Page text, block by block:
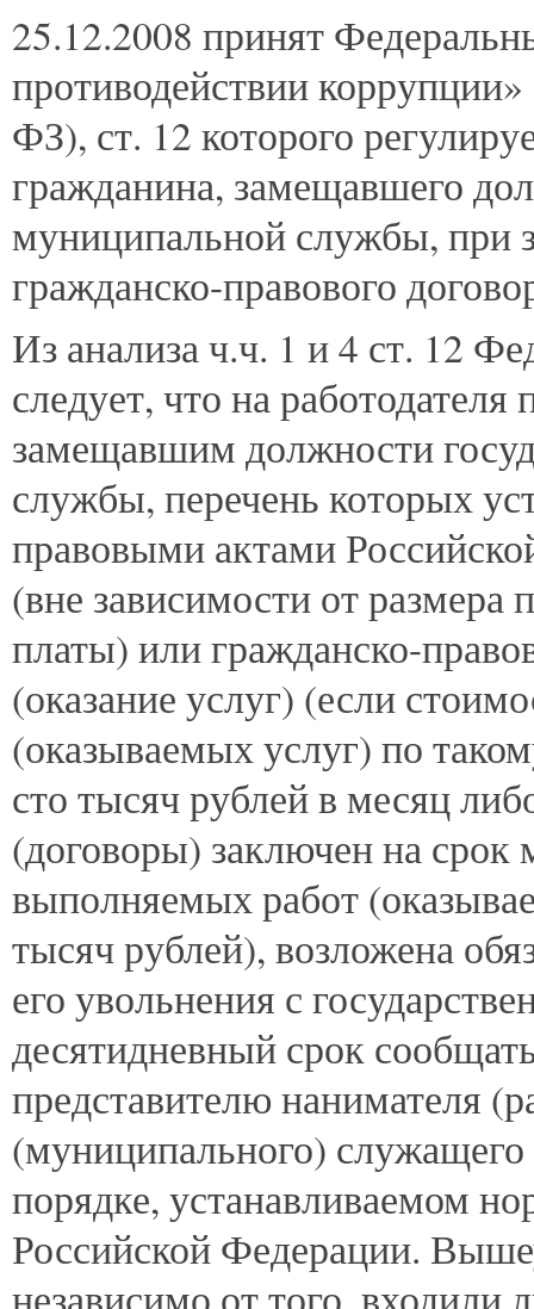
25.12.2008 принят
противодействии
ФЗ), ст. 12 которого
гражданина, замещавшего
муниципальной службы, при
гражданско-правового
Из анализа ч.ч. 1 и 4 ст. 12
следует, что на
замещавшим должности
службы, перечень которых
правовыми актами
(вне зависимости от размера
платы) или гражданско-
(оказание услуг) (если
(оказываемых услуг) по
сто тысяч рублей в месяц
(договоры) заключен на срок
выполняемых работ
тысяч рублей), возложена
его увольнения с
десятидневный срок
представителю нанимателя
(муниципального)
порядке, устанавливаемом
Российской Федерации.
независимо от того,